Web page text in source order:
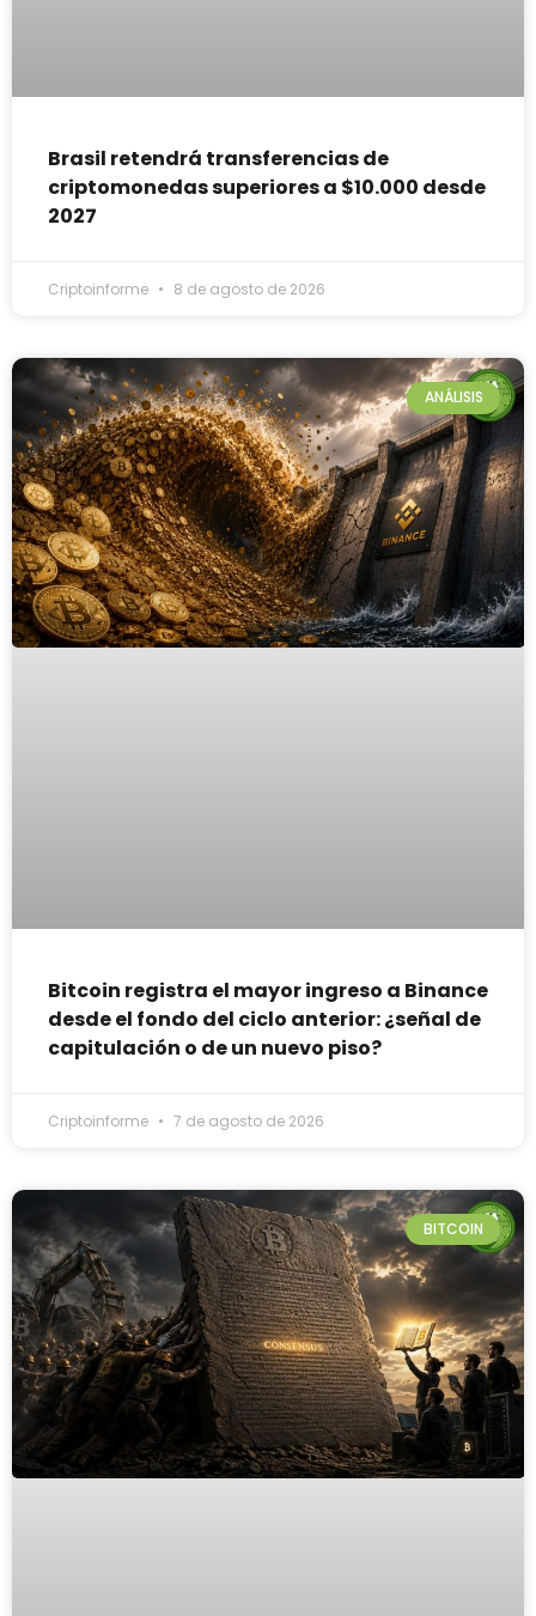
Brasil retendrá transferencias de
criptomonedas superiores a $10.000 desde
2027
Criptoinforme 8 de agosto de 2026
ANÁLISIS
Bitcoin registra el mayor ingreso a Binance
desde el fondo del ciclo anterior: ¿señal de
capitulación o de un nuevo piso?
Criptoinforme 7 de agosto de 2026
BITCOIN